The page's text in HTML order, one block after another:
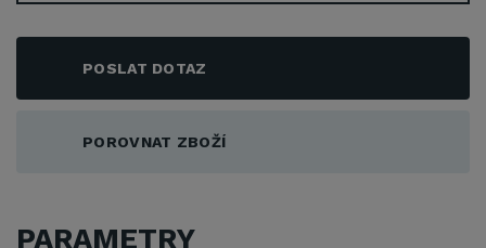
POSLAT DOTAZ
POROVNAT ZBOŽÍ
PARAMETRY